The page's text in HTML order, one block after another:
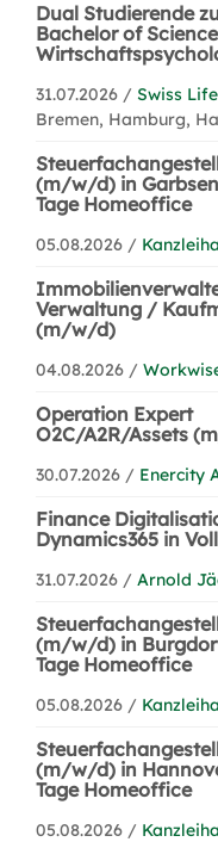
Dual Studierende
Bachelor of Science
31.07.2026 / Swiss
Bremen, Hamburg,
(m/w/d) in Garbsen
Tage Homeoffice
05.08.2026 /
Verwaltung /
(m/w/d)
04.08.2026 /
Operation Expert
O2C/A2R/Assets
30.07.2026 / Enercity
Finance
Dynamics365 in
31.07.2026 / Arnold
(m/w/d) in
Tage Homeoffice
05.08.2026 /
(m/w/d) in
Tage Homeoffice
05.08.2026 /